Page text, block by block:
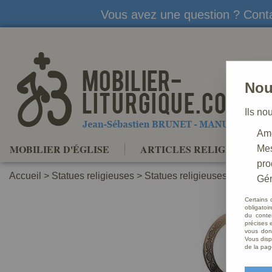
Vous avez une question ?
MOBILIER D'ÉGLISE ARTICLES RELIGIEUX
Accueil > Statues religieuses > Statues religieuses Saints
Ils
Certains
du
précises
vous
Vous
de la